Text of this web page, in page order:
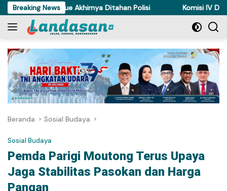
Langsung
ke
konten
Breaking News
di Torue Akhirnya Ditahan Polisi Komisi IV DPRD
Beranda Sosial Budaya
Sosial Budaya
Pemda Parigi Moutong Terus Upaya
Jaga Stabilitas Pasokan dan Harga
Pangan